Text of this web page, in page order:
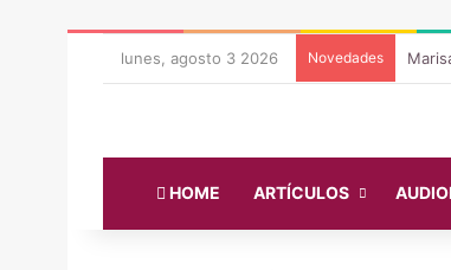
lunes, agosto 3 2026 Novedades
HOME ARTÍCULOS